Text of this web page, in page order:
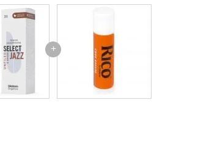
Cañas cultivadas de forma natural
individualmente sellado en un soporte de papel
para: Saxofón tenor
de artículo: ORRS05TSX3S
Made in USA
para: D'Addario Select Jazz y otras boquillas para
+